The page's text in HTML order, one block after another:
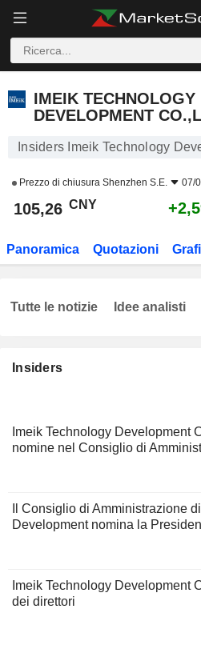
IMEIK TECHNOLOGY
DEVELOPMENT
Insiders Imeik Technology
Prezzo di chiusura Shenzhen S.E. 07/
105,26 CNY
Panoramica Quotazioni
Insiders
Imeik Technology Development
nomine nel Consiglio di
Il Consiglio di Amministrazione
Development nomina la
Imeik Technology Development
dei direttori
Tutte le notizie Idee analisti